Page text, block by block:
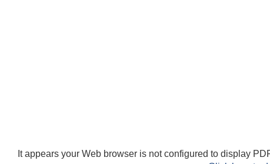
It appears your Web browser is not configured to display